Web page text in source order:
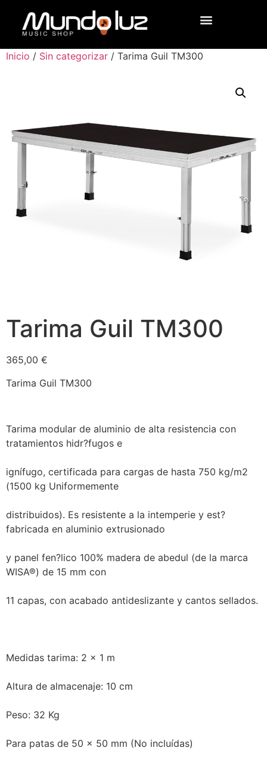
Inicio / Sin categorizar / Tarima Guil TM300
Tarima Guil TM300
365,00 €
Tarima Guil TM300
Tarima modular de aluminio de alta resistencia con
tratamientos hidr?fugos e
ignífugo, certificada para cargas de hasta 750 kg/m2
(1500 kg Uniformemente
distribuidos). Es resistente a la intemperie y est?
fabricada en aluminio extrusionado
y panel fen?lico 100% madera de abedul (de la marca
WISA®) de 15 mm con
11 capas, con acabado antideslizante y cantos sellados.
Medidas tarima: 2 x 1 m
Altura de almacenaje: 10 cm
Peso: 32 Kg
Para patas de 50 x 50 mm (No incluídas)